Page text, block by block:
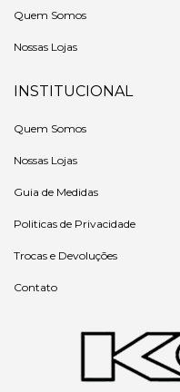
Quem Somos
Nossas Lojas
INSTITUCIONAL
Quem Somos
Nossas Lojas
Guia de Medidas
Politicas de Privacidade
Trocas e Devoluções
Contato